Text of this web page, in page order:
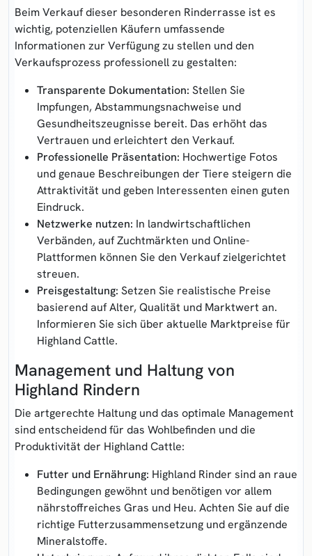
Beim Verkauf dieser besonderen Rinderrasse ist es
wichtig, potenziellen Käufern umfassende
Informationen zur Verfügung zu stellen und den
Verkaufsprozess professionell zu gestalten:
Transparente Dokumentation: Stellen Sie
Impfungen, Abstammungsnachweise und
Gesundheitszeugnisse bereit. Das erhöht das
Vertrauen und erleichtert den Verkauf.
Professionelle Präsentation: Hochwertige Fotos
und genaue Beschreibungen der Tiere steigern die
Attraktivität und geben Interessenten einen guten
Eindruck.
Netzwerke nutzen: In landwirtschaftlichen
Verbänden, auf Zuchtmärkten und Online-
Plattformen können Sie den Verkauf zielgerichtet
streuen.
Preisgestaltung: Setzen Sie realistische Preise
basierend auf Alter, Qualität und Marktwert an.
Informieren Sie sich über aktuelle Marktpreise für
Highland Cattle.
Management und Haltung von
Highland Rindern
Die artgerechte Haltung und das optimale Management
sind entscheidend für das Wohlbefinden und die
Produktivität der Highland Cattle:
Futter und Ernährung: Highland Rinder sind an raue
Bedingungen gewöhnt und benötigen vor allem
nährstoffreiches Gras und Heu. Achten Sie auf die
richtige Futterzusammensetzung und ergänzende
Mineralstoffe.